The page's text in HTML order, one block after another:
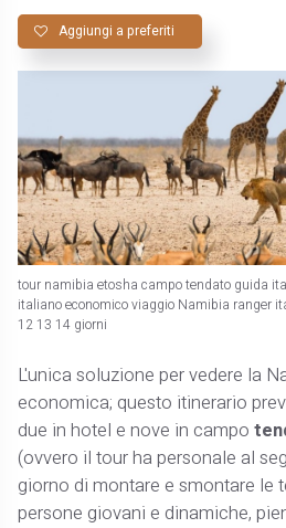
Aggiungi a preferiti
tour namibia etosha campo tendato guida
italiano economico viaggio Namibia ranger
12 13 14 giorni
L'unica soluzione per vedere la
economica; questo itinerario
due in hotel e nove in campo
(ovvero il tour ha personale al
giorno di montare e smontare le
persone giovani e dinamiche,